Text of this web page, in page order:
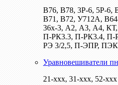
В76, В78, 3Р-6, 5Р-6,
В71, В72, У712А,
36х-3, А2, А3, А4,
П-РК3.3, П-РК3.4, П-
РЭ 3/2,5, П-ЭПР, ПЭК
Уравновешиватели
21-ххх, 31-ххх, 52-ххх